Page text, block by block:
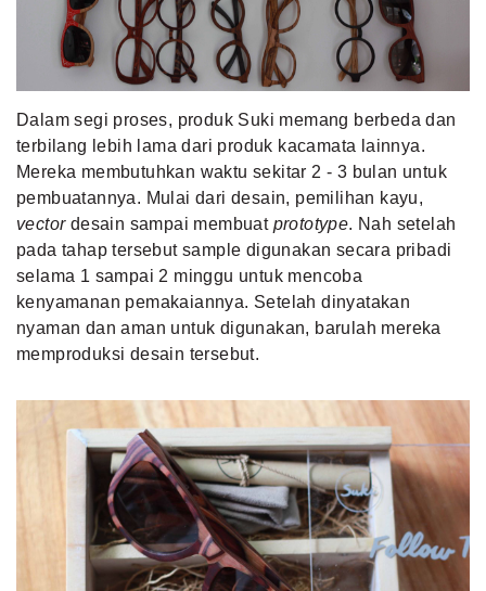
MLDPOINTS
Dalam segi proses, produk Suki memang berbeda dan
terbilang lebih lama dari produk kacamata lainnya.
Mereka membutuhkan waktu sekitar 2 - 3 bulan untuk
pembuatannya. Mulai dari desain, pemilihan kayu,
vectordesain sampai membuat prototype. Nah setelah
pada tahap tersebut sample digunakan secara pribadi
selama 1 sampai 2 minggu untuk mencoba
kenyamanan pemakaiannya. Setelah dinyatakan
nyaman dan aman untuk digunakan, barulah mereka
memproduksi desain tersebut.